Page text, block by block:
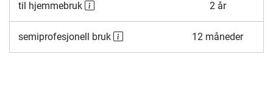
til hjemmebruk 2 år
semiprofesjonell bruk 12 måneder